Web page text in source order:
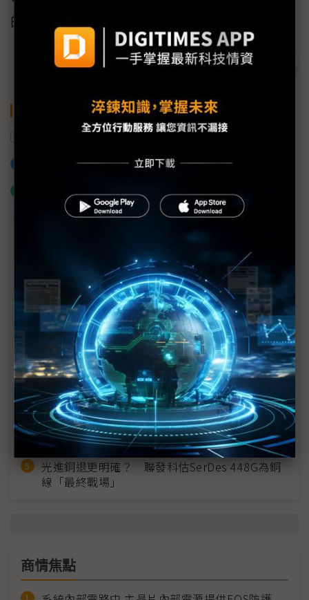
的創新。」
矽光子 台積電 Ansys
加入已選取到「關鍵字追蹤」
MLCC訂單過熱、出貨比創高 村田示警全球AI基
建熱潮將趨緩
2027全年記憶體產能提前售罄 買家「祕而不
宣」只怕買不夠
英特爾EMIB良率達標 聯發科第2代ASIC產品
2028準時量產
SpaceX晶片採購大轉向 Elon Musk捨超微全面
採用NVIDIA
光進銅退更明確？ 聯發科估SerDes 448G為銅
線「最終戰場」
商情焦點